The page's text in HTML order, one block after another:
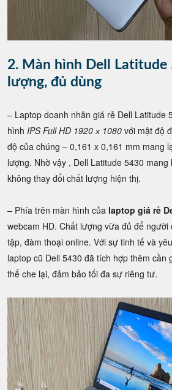
2. Màn hình Dell Latitude
lượng, đủ dùng
– Laptop doanh nhân giá rẻ Dell Latitude
hình IPS Full HD 1920 х 1080 với mật độ
độ của chúng – 0,161 x 0,161 mm mang
lượng. Nhờ vậy , Dell Latitude 5430
không thay đổi chất lượng hiện thị.
– Phía trên màn hình của laptop giá rẻ
webcam HD. Chất lượng vừa đủ để
tập, đàm thoại online. Với sự tinh tế và
laptop cũ Dell 5430 đã tích hợp thêm cần
thể che lại, đảm bảo tối đa sự riêng tư.